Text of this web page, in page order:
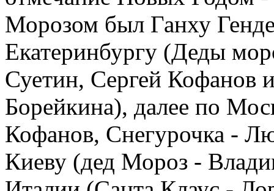
Морозом был Ганху
Екатеринбургу (Деды
Суетин, Сергей Кофанов
Борейкина), далее по
Кофанов, Снегурочка -
Киеву (дед Мороз -